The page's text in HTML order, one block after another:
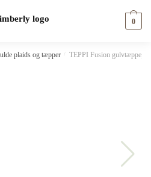
0
plaids og tæpper TEPPI Fusion gulvtæppe,